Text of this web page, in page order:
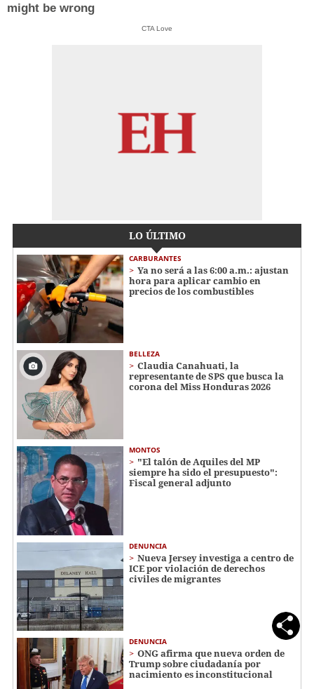
might be wrong
CTA Love
LO ÚLTIMO
CARBURANTES
Ya no será a las 6:00 a.m.: ajustan
hora para aplicar cambio en
precios de los combustibles
BELLEZA
Claudia Canahuati, la
representante de SPS que busca la
corona del Miss Honduras 2026
MONTOS
"El talón de Aquiles del MP
siempre ha sido el presupuesto":
Fiscal general adjunto
DENUNCIA
Nueva Jersey investiga a centro de
ICE por violación de derechos
civiles de migrantes
DENUNCIA
ONG afirma que nueva orden de
Trump sobre ciudadanía por
nacimiento es inconstitucional